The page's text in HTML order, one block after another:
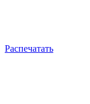
Распечатать